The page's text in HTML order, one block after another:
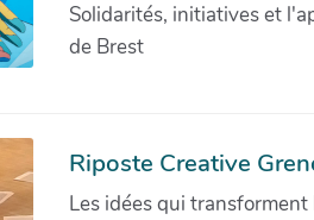
Solidarités, initiatives et
de Brest
Riposte Creative
Les idées qui transforment